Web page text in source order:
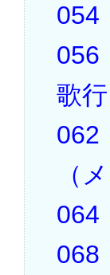
054
056
歌
062
（
064
068